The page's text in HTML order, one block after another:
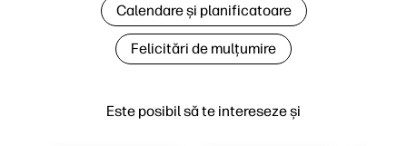
Este posibil să te intereseze și
Calendare și planificatoare
Felicitări de mulțumire